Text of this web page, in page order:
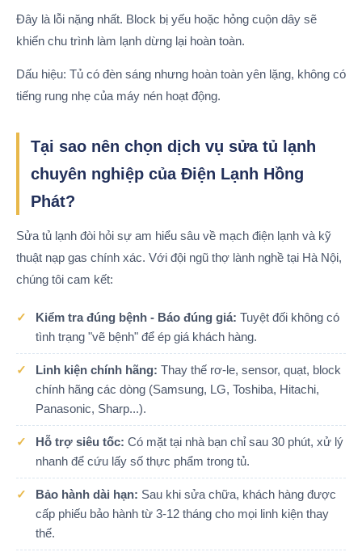
Đây là lỗi nặng nhất. Block bị yếu hoặc hỏng cuộn dây sẽ
khiến chu trình làm lạnh dừng lại hoàn toàn.
Dấu hiệu: Tủ có đèn sáng nhưng hoàn toàn yên lặng, không có
tiếng rung nhẹ của máy nén hoạt động.
Tại sao nên chọn dịch vụ sửa tủ lạnh
chuyên nghiệp của Điện Lạnh Hồng
Phát?
Sửa tủ lạnh đòi hỏi sự am hiểu sâu về mạch điện lạnh và kỹ
thuật nạp gas chính xác. Với đội ngũ thợ lành nghề tại Hà Nội,
chúng tôi cam kết:
Kiểm tra đúng bệnh - Báo đúng giá: Tuyệt đối không có
tình trạng "vẽ bệnh" để ép giá khách hàng.
Linh kiện chính hãng: Thay thế rơ-le, sensor, quạt, block
chính hãng các dòng (Samsung, LG, Toshiba, Hitachi,
Panasonic, Sharp...).
Hỗ trợ siêu tốc: Có mặt tại nhà bạn chỉ sau 30 phút, xử lý
nhanh để cứu lấy số thực phẩm trong tủ.
Bảo hành dài hạn: Sau khi sửa chữa, khách hàng được
cấp phiếu bảo hành từ 3-12 tháng cho mọi linh kiện thay
thế.